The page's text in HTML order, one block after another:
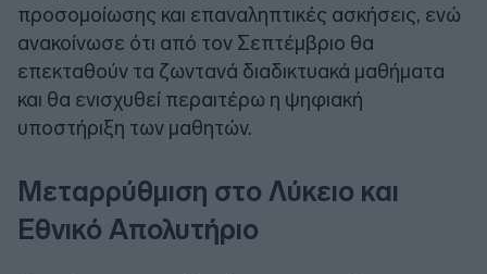
προσομοίωσης και επαναληπτικές ασκήσεις, ενώ
ανακοίνωσε ότι από τον Σεπτέμβριο θα
επεκταθούν τα ζωντανά διαδικτυακά μαθήματα
και θα ενισχυθεί περαιτέρω η ψηφιακή
υποστήριξη των μαθητών.
Μεταρρύθμιση στο Λύκειο και
Εθνικό Απολυτήριο